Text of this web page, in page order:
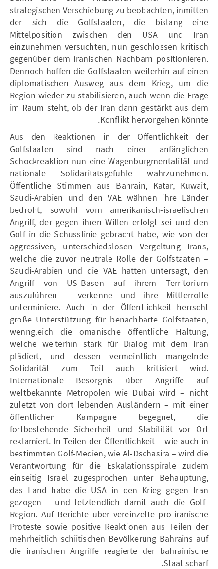
strategischen Verschiebung zu beobachten, inmitten
der sich die Golfstaaten, die bislang eine
Mittelposition zwischen den USA und Iran
einzunehmen versuchten, nun geschlossen kritisch
gegenüber dem iranischen Nachbarn positionieren.
Dennoch hoffen die Golfstaaten weiterhin auf einen
diplomatischen Ausweg aus dem Krieg, um die
Region wieder zu stabilisieren, auch wenn die Frage
im Raum steht, ob der Iran dann gestärkt aus dem
Konflikt hervorgehen könnte.
Aus den Reaktionen in der Öffentlichkeit der
Golfstaaten sind nach einer anfänglichen
Schockreaktion nun eine Wagenburgmentalität und
nationale Solidaritätsgefühle wahrzunehmen.
Öffentliche Stimmen aus Bahrain, Katar, Kuwait,
Saudi-Arabien und den VAE wähnen ihre Länder
bedroht, sowohl vom amerikanisch-israelischen
Angriff, der gegen ihren Willen erfolgt sei und den
Golf in die Schusslinie gebracht habe, wie von der
aggressiven, unterschiedslosen Vergeltung Irans,
welche die zuvor neutrale Rolle der Golfstaaten –
Saudi-Arabien und die VAE hatten untersagt, den
Angriff von US-Basen auf ihrem Territorium
auszuführen – verkenne und ihre Mittlerrolle
unterminiere. Auch in der Öffentlichkeit herrscht
große Unterstützung für benachbarte Golfstaaten,
wenngleich die omanische öffentliche Haltung,
welche weiterhin stark für Dialog mit dem Iran
plädiert, und dessen vermeintlich mangelnde
Solidarität zum Teil auch kritisiert wird.
Internationale Besorgnis über Angriffe auf
weltbekannte Metropolen wie Dubai wird – nicht
zuletzt von dort lebenden Ausländern – mit einer
öffentlichen Kampagne begegnet, die
fortbestehende Sicherheit und Stabilität vor Ort
reklamiert. In Teilen der Öffentlichkeit – wie auch in
bestimmten Golf-Medien, wie Al-Dschasira – wird die
Verantwortung für die Eskalationsspirale zudem
einseitig Israel zugesprochen unter Behauptung,
das Land habe die USA in den Krieg gegen Iran
gezogen – und letztendlich damit auch die Golf-
Region. Auf Berichte über vereinzelte pro-iranische
Proteste sowie positive Reaktionen aus Teilen der
mehrheitlich schiitischen Bevölkerung Bahrains auf
die iranischen Angriffe reagierte der bahrainische
Staat scharf.